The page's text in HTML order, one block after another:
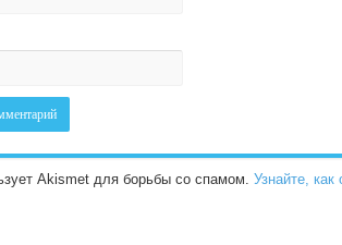
Akismet для борьбы со спамом. Узнайте,